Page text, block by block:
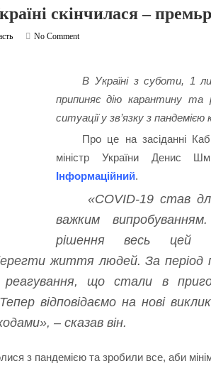
скінчилася – премьр
No Comment
В Україні з суботи, 1
припиняє дію карантину та
ситуації у зв’язку з пандемією
Про це на засіданні
міністр України Денис
Інформаційний.
«COVID-19 став
важким
рішення весь цей
життя людей. За період
реагування, що стали в
відповідаємо на нові
– сказав він.
з пандемією та зробили все, аби